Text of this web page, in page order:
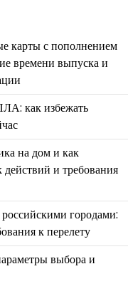
карты с пополнением
времени выпуска и
как избежать
на дом и как
действий и требования
городами:
к перелету
выбора и